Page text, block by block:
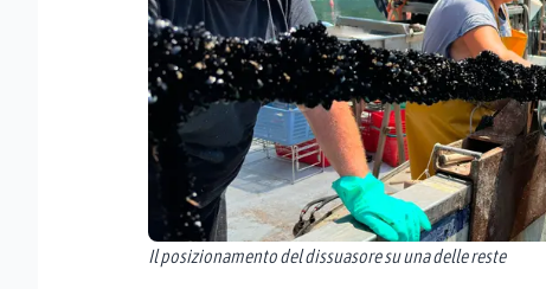
Il posizionamento del dissuasore su una delle reste